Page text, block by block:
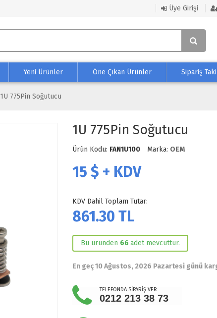
Üye Girişi
Yeni Ürünler Öne Çıkan Ürünler Sipariş
1U 775Pin Soğutucu
1U 775Pin Soğutucu
Ürün Kodu: FAN1U100 Marka: OEM
15 $ + KDV
KDV Dahil Toplam Tutar:
861.30 TL
Bu üründen 66 adet mevcuttur.
En geç 10 Ağustos, 2026 Pazartesi günü
TELEFONDA SİPARİŞ VER
0212 213 38 73